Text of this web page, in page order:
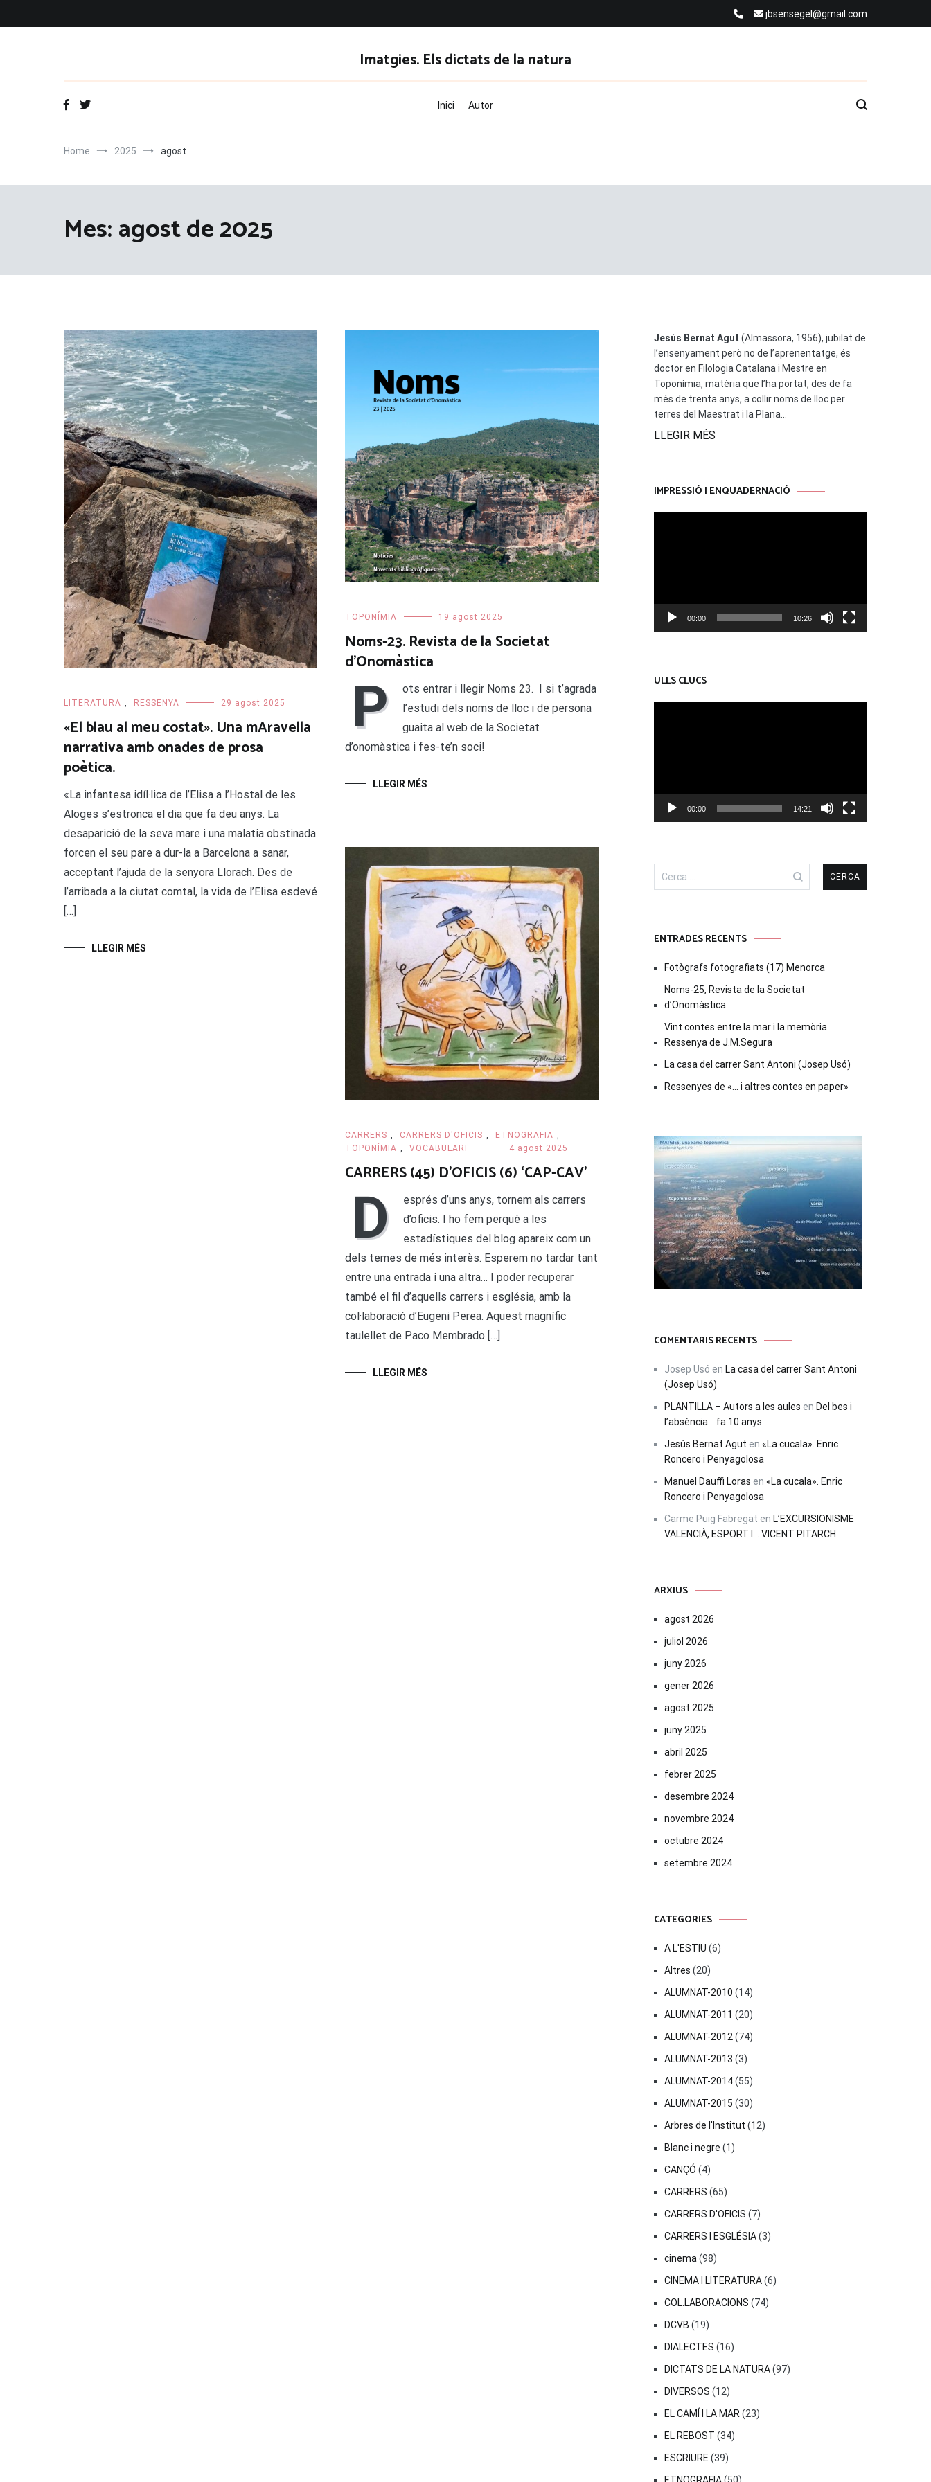
jbsensegel@gmail.com
Imatgies. Els dictats de la natura
Inici Autor
Home 2025 agost
Mes:agost de 2025
LITERATURA , RESSENYA 29 agost 2025
«El blau al meu costat». Una mAravella
narrativa amb onades de prosa
poètica.
«La infantesa idíl·lica de l’Elisa a l’Hostal de les
Aloges s’estronca el dia que fa deu anys. La
desaparició de la seva mare i una malatia obstinada
forcen el seu pare a dur-la a Barcelona a sanar,
acceptant l’ajuda de la senyora Llorach. Des de
l’arribada a la ciutat comtal, la vida de l’Elisa esdevé
[…]
LLEGIR MÉS
TOPONÍMIA 19 agost 2025
Noms-23. Revista de la Societat
d’Onomàstica
P
ots entrar i llegir Noms 23. I si t’agrada
l’estudi dels noms de lloc i de persona
guaita al web de la Societat
d’onomàstica i fes-te’n soci!
LLEGIR MÉS
CARRERS CARRERS D'OFICIS ETNOGRAFIA
TOPONÍMIA
VOCABULARI 4 agost 2025
CARRERS (45) D’OFICIS (6) ‘CAP-CAV’
D
esprés d’uns anys, tornem als carrers
d’oficis. I ho fem perquè a les
estadístiques del blog apareix com un
dels temes de més interès. Esperem no tardar tant
entre una entrada i una altra… I poder recuperar
també el fil d’aquells carrers i església, amb la
col·laboració d’Eugeni Perea. Aquest magnífic
taulellet de Paco Membrado […]
LLEGIR MÉS
Jesús Bernat Agut (Almassora, 1956), jubilat de
l’ensenyament però no de l’aprenentatge, és
doctor en Filologia Catalana i Mestre en
Toponímia, matèria que l’ha portat, des de fa
més de trenta anys, a collir noms de lloc per
terres del Maestrat i la Plana...
LLEGIR MÉS
IMPRESSIÓ I ENQUADERNACIÓ
00:00 10:26
ULLS CLUCS
00:00 14:21
ENTRADES RECENTS
Fotògrafs fotografiats (17) Menorca
Noms-25, Revista de la Societat
d’Onomàstica
Vint contes entre la mar i la memòria.
Ressenya de J.M.Segura
La casa del carrer Sant Antoni (Josep Usó)
Ressenyes de «… i altres contes en paper»
COMENTARIS RECENTS
Josep Usó en La casa del carrer Sant Antoni
(Josep Usó)
PLANTILLA – Autors a les aules en Del bes i
l’absència… fa 10 anys.
Jesús Bernat Agut en «La cucala». Enric
Roncero i Penyagolosa
Manuel Dauffi Loras en «La cucala». Enric
Roncero i Penyagolosa
Carme Puig Fabregat en L’EXCURSIONISME
VALENCIÀ, ESPORT I… VICENT PITARCH
ARXIUS
agost 2026
juliol 2026
juny 2026
gener 2026
agost 2025
juny 2025
abril 2025
febrer 2025
desembre 2024
novembre 2024
octubre 2024
setembre 2024
CATEGORIES
A L'ESTIU (6)
Altres (20)
ALUMNAT-2010 (14)
ALUMNAT-2011 (20)
ALUMNAT-2012 (74)
ALUMNAT-2013 (3)
ALUMNAT-2014(55)
ALUMNAT-2015 (30)
Arbres de l'Institut (12)
Blanc i negre (1)
CANÇÓ (4)
CARRERS (65)
CARRERS D'OFICIS (7)
CARRERS I ESGLÉSIA(3)
cinema (98)
CINEMA I LITERATURA(6)
COL.LABORACIONS (74)
DCVB (19)
DIALECTES (16)
DICTATS DE LA NATURA(97)
DIVERSOS (12)
EL CAMÍ I LA MAR (23)
EL REBOST (34)
ESCRIURE (39)
ETNOGRAFIA (50)